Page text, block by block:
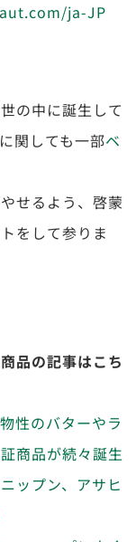
ja-JP
の中に誕生して
関しても一部ベ
せるよう、啓蒙
をして参りま
品の記事はこち
性のバターやラ
商品が続々誕生
ップン、アサヒ